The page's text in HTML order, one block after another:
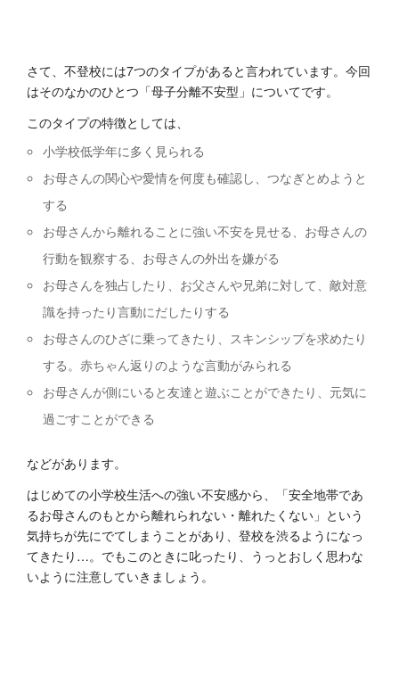
さて、不登校には7つのタイプがあると言われています。今回
はそのなかのひとつ「母子分離不安型」についてです。
このタイプの特徴としては、
小学校低学年に多く見られる
お母さんの関心や愛情を何度も確認し、つなぎとめようと
する
お母さんから離れることに強い不安を見せる、お母さんの
行動を観察する、お母さんの外出を嫌がる
お母さんを独占したり、お父さんや兄弟に対して、敵対意
識を持ったり言動にだしたりする
お母さんのひざに乗ってきたり、スキンシップを求めたり
する。赤ちゃん返りのような言動がみられる
お母さんが側にいると友達と遊ぶことができたり、元気に
過ごすことができる
などがあります。
はじめての小学校生活への強い不安感から、「安全地帯であ
るお母さんのもとから離れられない・離れたくない」という
気持ちが先にでてしまうことがあり、登校を渋るようになっ
てきたり…。でもこのときに叱ったり、うっとおしく思わな
いように注意していきましょう。